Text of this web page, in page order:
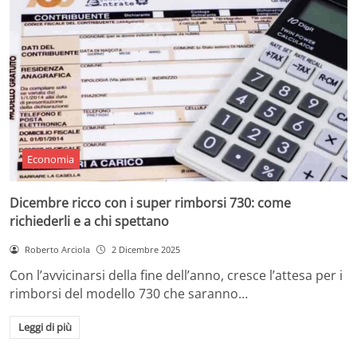
Economia
Dicembre ricco con i super rimborsi 730: come
richiederli e a chi spettano
Roberto Arciola 2 Dicembre 2025
Con l’avvicinarsi della fine dell’anno, cresce l’attesa per i
rimborsi del modello 730 che saranno…
Leggi di più